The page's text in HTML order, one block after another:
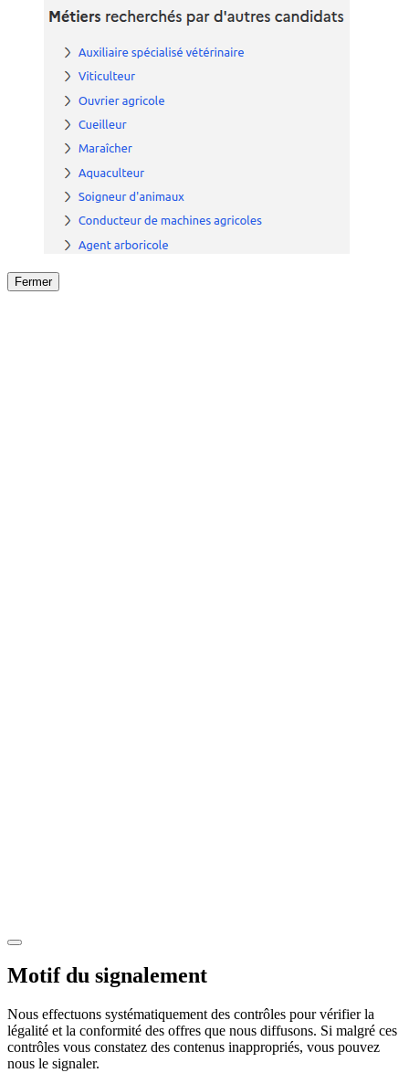
Fermer
Motif du signalement
Nous effectuons systématiquement des contrôles pour vérifier la
légalité et la conformité des offres que nous diffusons. Si malgré ces
contrôles vous constatez des contenus inappropriés, vous pouvez
nous le signaler.